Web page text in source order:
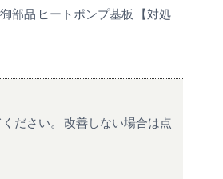
部品 ヒートポンプ基板 【対処
ださい。 改善しない場合は点